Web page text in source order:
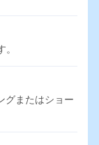
。
グまたはショー